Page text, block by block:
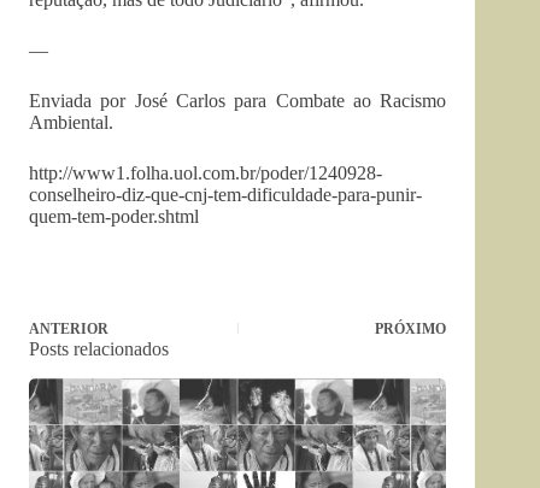
—
Enviada por José Carlos para Combate ao Racismo
Ambiental.
http://www1.folha.uol.com.br/poder/1240928-
conselheiro-diz-que-cnj-tem-dificuldade-para-punir-
quem-tem-poder.shtml
ANTERIOR PRÓXIMO
Posts relacionados